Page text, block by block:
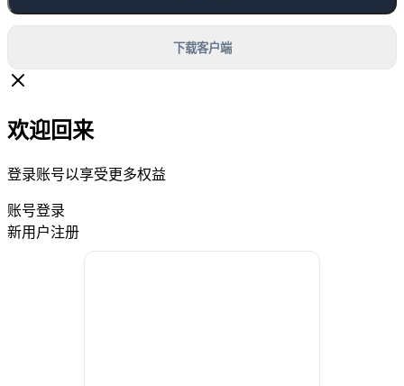
下载客户端
欢迎回来
登录账号以享受更多权益
账号登录
新用户注册